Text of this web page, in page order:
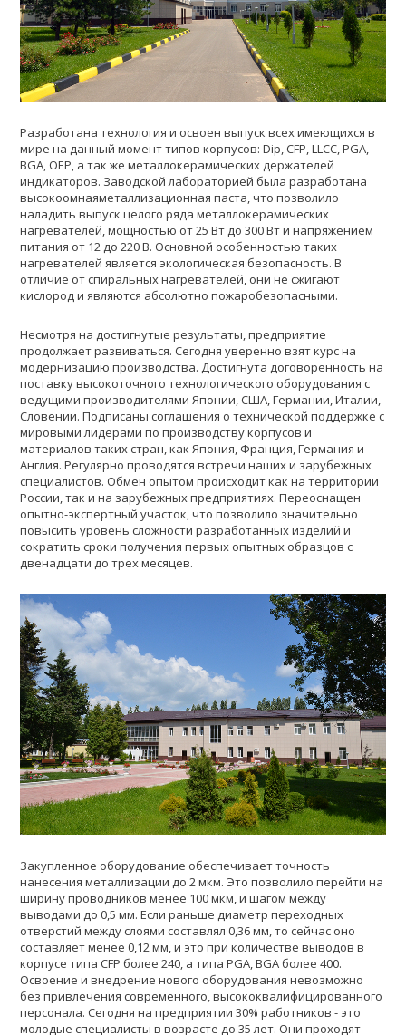
Разработана технология и освоен выпуск всех имеющихся в
мире на данный момент типов корпусов: Dip, CFP, LLCC, PGA,
BGA, ОЕР, а так же металлокерамических держателей
индикаторов. Заводской лабораторией была разработана
высокоомнаяметаллизационная паста, что позволило
наладить выпуск целого ряда металлокерамических
нагревателей, мощностью от 25 Вт до 300 Вт и напряжением
питания от 12 до 220 В. Основной особенностью таких
нагревателей является экологическая безопасность. В
отличие от спиральных нагревателей, они не сжигают
кислород и являются абсолютно пожаробезопасными.
Несмотря на достигнутые результаты, предприятие
продолжает развиваться. Сегодня уверенно взят курс на
модернизацию производства. Достигнута договоренность на
поставку высокоточного технологического оборудования с
ведущими производителями Японии, США, Германии, Италии,
Словении. Подписаны соглашения о технической поддержке с
мировыми лидерами по производству корпусов и
материалов таких стран, как Япония, Франция, Германия и
Англия. Регулярно проводятся встречи наших и зарубежных
специалистов. Обмен опытом происходит как на территории
России, так и на зарубежных предприятиях. Переоснащен
опытно-экспертный участок, что позволило значительно
повысить уровень сложности разработанных изделий и
сократить сроки получения первых опытных образцов с
двенадцати до трех месяцев.
Закупленное оборудование обеспечивает точность
нанесения металлизации до 2 мкм. Это позволило перейти на
ширину проводников менее 100 мкм, и шагом между
выводами до 0,5 мм. Если раньше диаметр переходных
отверстий между слоями составлял 0,36 мм, то сейчас оно
составляет менее 0,12 мм, и это при количестве выводов в
корпусе типа CFP более 240, а типа PGA, BGA более 400.
Освоение и внедрение нового оборудования невозможно
без привлечения современного, высококвалифицированного
персонала. Сегодня на предприятии 30% работников - это
молодые специалисты в возрасте до 35 лет. Они проходят